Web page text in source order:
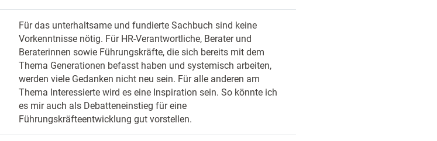
Für das unterhaltsame und fundierte Sachbuch sind keine
Vorkenntnisse nötig. Für HR-Verantwortliche, Berater und
Beraterinnen sowie Führungskräfte, die sich bereits mit dem
Thema Generationen befasst haben und systemisch arbeiten,
werden viele Gedanken nicht neu sein. Für alle anderen am
Thema Interessierte wird es eine Inspiration sein. So könnte ich
es mir auch als Debatteneinstieg für eine
Führungskräfteentwicklung gut vorstellen.